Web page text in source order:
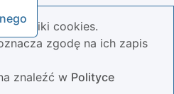
pliki cookies.
zgodę na ich zapis
znaleźć w Polityce